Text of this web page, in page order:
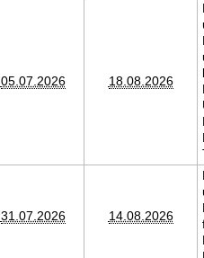
05.07.2026 18.08.2026
31.07.2026 14.08.2026